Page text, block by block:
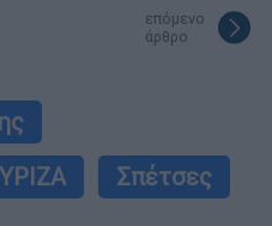
επόμενο
άρθρο
Σπέτσες